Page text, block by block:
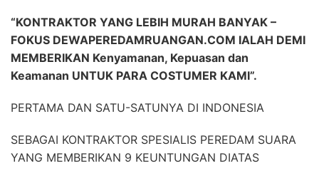
“KONTRAKTOR YANG LEBIH MURAH BANYAK –
FOKUS DEWAPEREDAMRUANGAN.COM IALAH DEMI
MEMBERIKAN Kenyamanan, Kepuasan dan
Keamanan UNTUK PARA COSTUMER KAMI”.
PERTAMA DAN SATU-SATUNYA DI INDONESIA
SEBAGAI KONTRAKTOR SPESIALIS PEREDAM SUARA
YANG MEMBERIKAN 9 KEUNTUNGAN DIATAS